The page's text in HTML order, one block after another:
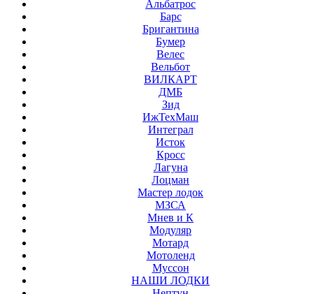
Альбатрос
Барс
Бригантина
Бумер
Велес
Вельбот
ВИЛКАРТ
ДМБ
Зид
ИжТехМаш
Интеграл
Исток
Кросс
Лагуна
Лоцман
Мастер лодок
МЗСА
Мнев и К
Модуляр
Мотард
Мотоленд
Муссон
НАШИ ЛОДКИ